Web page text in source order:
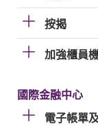
按揭
加強櫃員
國際金融中心
電子帳單